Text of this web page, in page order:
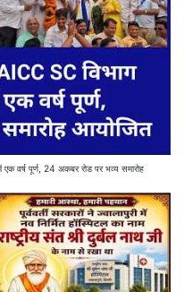
वर्ष पूर्ण, 24 अकबर रोड पर भव्य समारोह